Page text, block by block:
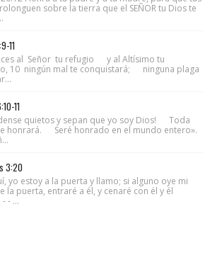
sobre la tierra que el SEÑOR tu Dios te
11
al Señor tu refugio y al Altísimo tu
10 ningún mal te conquistará; ninguna plaga
11
quietos y sepan que yo soy Dios! Toda
honrará. Seré honrado en el mundo entero».
3:20
yo estoy a la puerta y llamo; si alguno oye mi
la puerta, entraré a él, y cenaré con él y él
- ...